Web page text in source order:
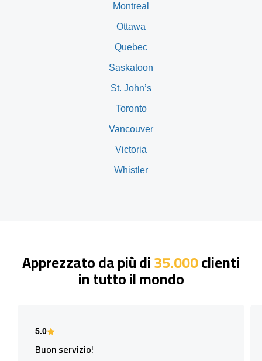
Montreal
Ottawa
Quebec
Saskatoon
St. John’s
Toronto
Vancouver
Victoria
Whistler
Apprezzato da più di35.000clienti
in tutto il mondo
5.0
Buon servizio!